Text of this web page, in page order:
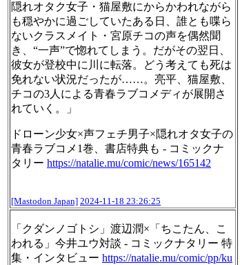
隠れオタク女子・猫屋敷にからかわれながら
も穏やかに過ごしていたある日、誰とも喋ら
ないクラスメイト・宮原チコの声を偶然聞
き、“一声”で惚れてしまう。だがその翌日、
彼女が登校中に川に転落。どう考えても死は
免れない状況だったが……。亮平、猫屋敷、
チコの3人による青春ラブコメディが展開さ
れていく。」
ドローン少女×声フェチ男子×隠れオタ女子の
青春ラブコメ1巻、書店特典も - コミックナ
タリー https://natalie.mu/comic/news/165142
[Mastodon Japan] 2024-11-18 23:26:25
「クダンノゴトシ」渡辺潤×「ちこたん、こ
われる」今井ユウ対談 - コミックナタリー 特
集・インタビュー https://natalie.mu/comic/pp/ku